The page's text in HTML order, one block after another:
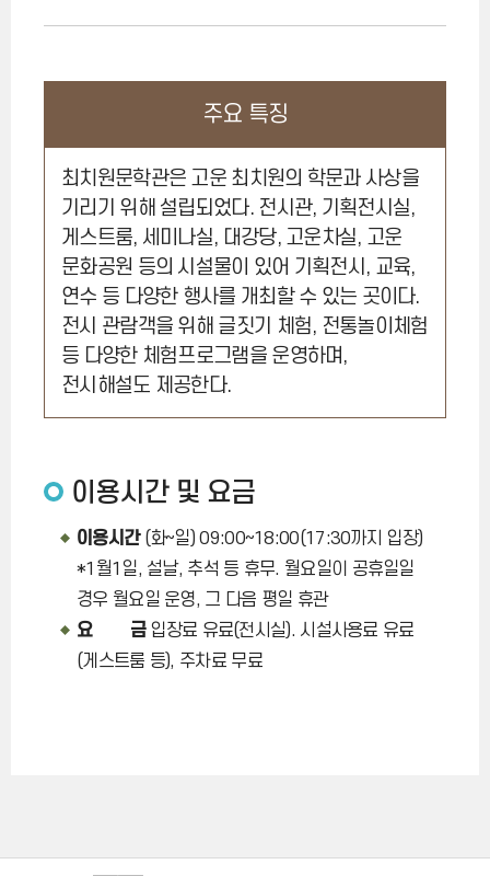
주요 특징
최치원문학관은 고운 최치원의 학문과 사상을
기리기 위해 설립되었다. 전시관, 기획전시실,
게스트룸, 세미나실, 대강당, 고운차실, 고운
문화공원 등의 시설물이 있어 기획전시, 교육,
연수 등 다양한 행사를 개최할 수 있는 곳이다.
전시 관람객을 위해 글짓기 체험, 전통놀이체험
등 다양한 체험프로그램을 운영하며,
전시해설도 제공한다.
이용시간 및 요금
이용시간(화~일) 09:00~18:00(17:30까지 입장)
*1월1일, 설날, 추석 등 휴무. 월요일이 공휴일일
경우 월요일 운영, 그 다음 평일 휴관
요 금입장료 유료(전시실). 시설사용료 유료
(게스트룸 등), 주차료 무료